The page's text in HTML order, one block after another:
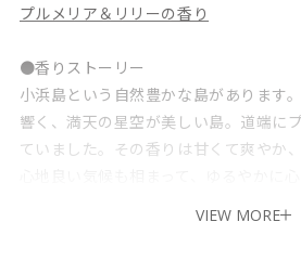
プルメリア＆リリーの香り
●香りストーリー
小浜島という自然豊かな島があります
響く、満天の星空が美しい島。道端に
ていました。その香りは甘くて爽やか
VIEW MORE